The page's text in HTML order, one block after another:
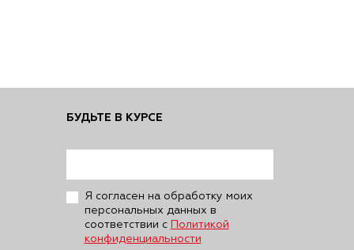
БУДЬТЕ В КУРСЕ
Я согласен на обработку моих
персональных данных в
соответствии с
Политикой
конфиденциальности